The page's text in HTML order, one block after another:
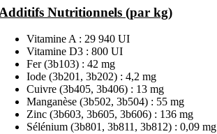
Nutritionnels (par kg)
Vitamine A : 29 940 UI
Vitamine D3 : 800 UI
Fer (3b103) : 42 mg
Iode (3b201, 3b202) : 4,2 mg
Cuivre (3b405, 3b406) : 13 mg
Manganèse (3b502, 3b504) : 55 mg
Zinc (3b603, 3b605, 3b606) : 136 mg
Sélénium (3b801, 3b811, 3b812) : 0,09 mg